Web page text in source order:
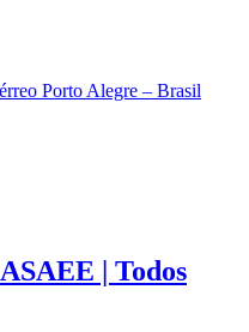
Porto Alegre – Brasil
| Todos